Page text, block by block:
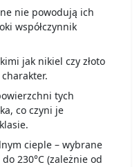
nie powodują ich
współczynnik
jak nikiel czy złoto
tych
co czyni je
cieple – wybrane
230°C (zależnie od